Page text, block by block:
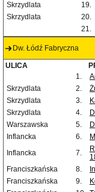
Skrzydlata
19.
Skrzydlata
20.
21.
Dw. Łódź Fabryczna
ULICA
1.
Skrzydlata
2.
Skrzydlata
3.
Skrzydlata
4.
Warszawska
5.
Inflancka
6.
Inflancka
7.
Franciszkańska 8.
Franciszkańska
9.